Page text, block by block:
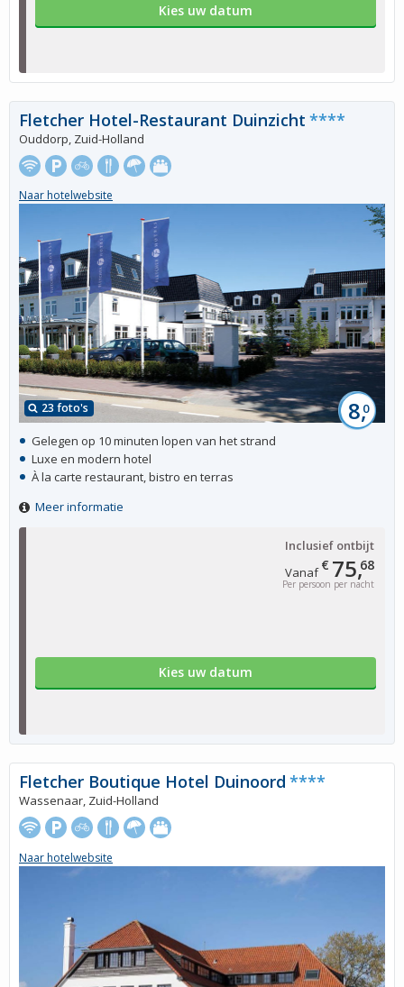
Kies uw datum
Vanaf€ 75,68
Per persoon per nacht
Inclusief ontbijt
Kies uw datum
23 foto's 8,0
Fletcher Hotel-Restaurant Duinzicht ****
Ouddorp, Zuid-Holland
Naar hotelwebsite
Gelegen op 10 minuten lopen van het strand
Luxe en modern hotel
À la carte restaurant, bistro en terras
Meer informatie
Fletcher Boutique Hotel Duinoord ****
Wassenaar, Zuid-Holland
Naar hotelwebsite